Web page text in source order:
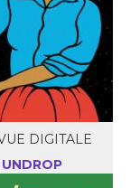
DIGITALE